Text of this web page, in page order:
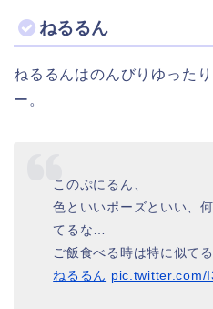
ねるるん
ねるるんはのんびりゆった
ー。
このぷにるん、
色といいポーズといい、
てるな…
ご飯食べる時は特に似て
ねるるん pic.twitter.com/